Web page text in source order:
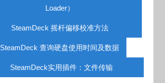
Loader）
SteamDeck 摇杆偏移校准方法
SteamDeck 查询硬盘使用时间及数据
SteamDeck实用插件：文件传输